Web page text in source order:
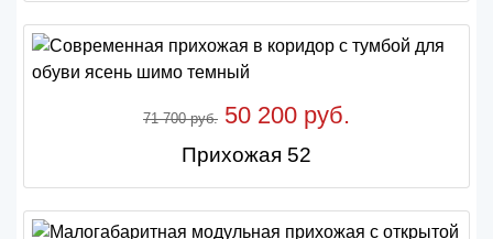
71 700 руб. 50 200 руб.
Прихожая 52